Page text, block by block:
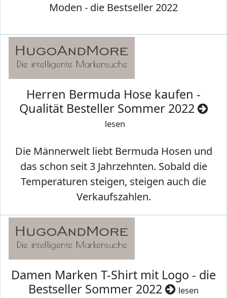
Moden - die Bestseller 2022
Herren Bermuda Hose kaufen -
Qualität Besteller Sommer 2022
lesen
Die Männerwelt liebt Bermuda Hosen und
das schon seit 3 Jahrzehnten. Sobald die
Temperaturen steigen, steigen auch die
Verkaufszahlen.
Damen Marken T-Shirt mit Logo - die
Bestseller Sommer 2022
lesen